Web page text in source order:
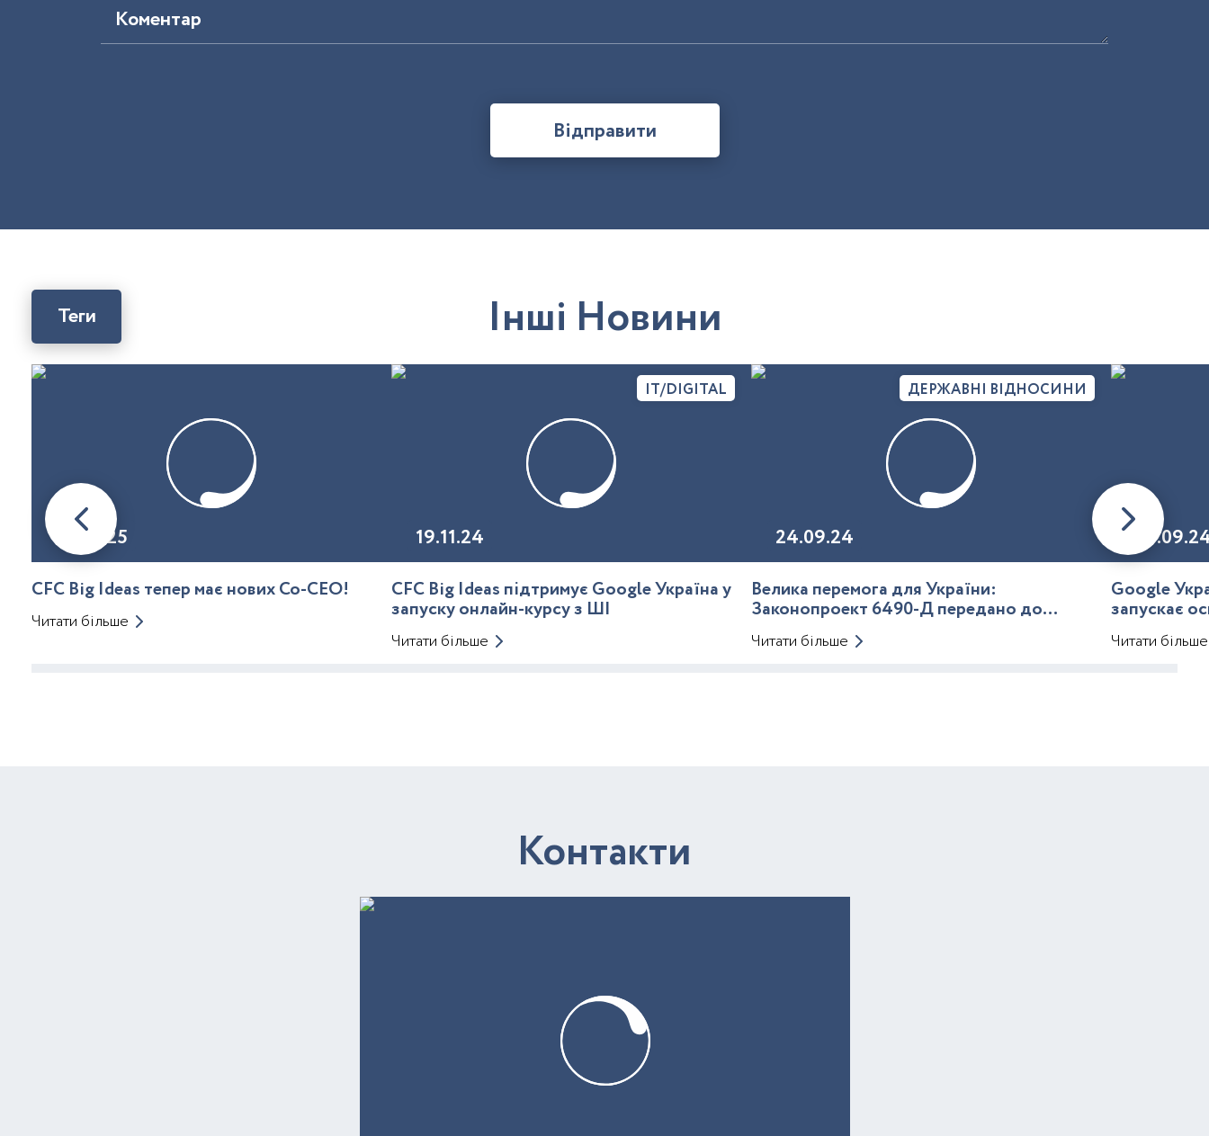
Коментар
Відправити
Інші Новини
Теги
08.01.25
CFC Big Ideas тепер має нових Co-CEO!
Читати більше
19.11.24
IT/DIGITAL
CFC Big Ideas підтримує Google Україна у
запуску онлайн-курсу з ШІ
Читати більше
24.09.24
ДЕРЖАВНІ ВІДНОСИНИ
Велика перемога для України:
Законопроект 6490-Д передано до
Митного кодексу
Читати більше
Google
запускає
Читати більше
Контакти